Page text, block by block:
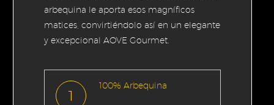
arbequina le aporta esos magníficos
matices, convirtiéndolo así en un elegante
y excepcional AOVE Gourmet.
1
100% Arbequina